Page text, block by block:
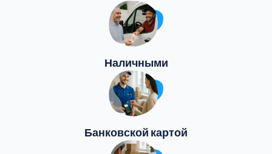
Наличными
Банковской картой